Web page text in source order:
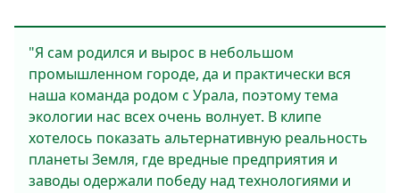
"Я сам родился и вырос в небольшом
промышленном городе, да и практически вся
наша команда родом с Урала, поэтому тема
экологии нас всех очень волнует. В клипе
хотелось показать альтернативную реальность
планеты Земля, где вредные предприятия и
заводы одержали победу над технологиями и